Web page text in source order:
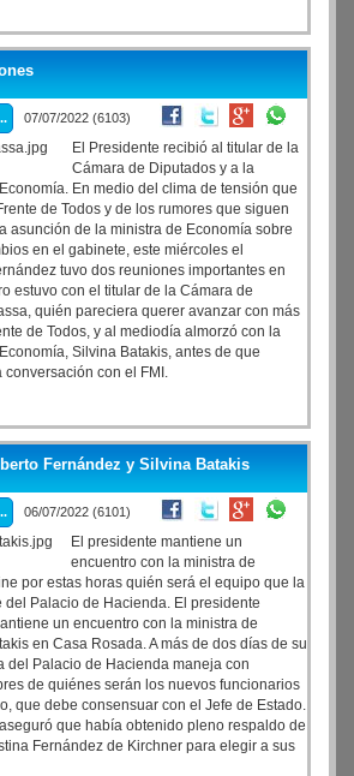
07/07/2022 (6103)
El Presidente recibió al titular de la
Cámara de Diputados y a la
En medio del clima de tensión que
de Todos y de los rumores que siguen
asunción de la ministra de Economía sobre
en el gabinete, este miércoles el
tuvo dos reuniones importantes en
estuvo con el titular de la Cámara de
quién pareciera querer avanzar con más
de Todos, y al mediodía almorzó con la
Silvina Batakis, antes de que
con el FMI.
Fernández y Silvina Batakis
06/07/2022 (6101)
El presidente mantiene un
encuentro con la ministra de
por estas horas quién será el equipo que la
del Palacio de Hacienda. El presidente
un encuentro con la ministra de
en Casa Rosada. A más de dos días de su
del Palacio de Hacienda maneja con
de quiénes serán los nuevos funcionarios
que debe consensuar con el Jefe de Estado.
que había obtenido pleno respaldo de
Fernández de Kirchner para elegir a sus